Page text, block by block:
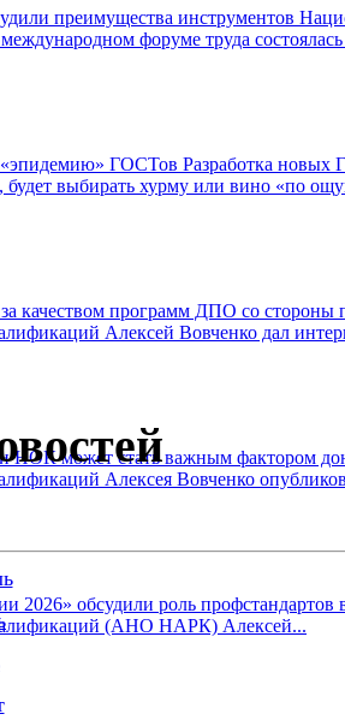
преимущества инструментов
форуме труда
ГОСТов Разработка новых
будет выбирать хурму или вино «по
качеством программ ДПО со
Алексей Вовченко дал
НОК может стать важным фактором
Алексея Вовченко
2026» обсудили роль
(АНО НАРК) Алексей...